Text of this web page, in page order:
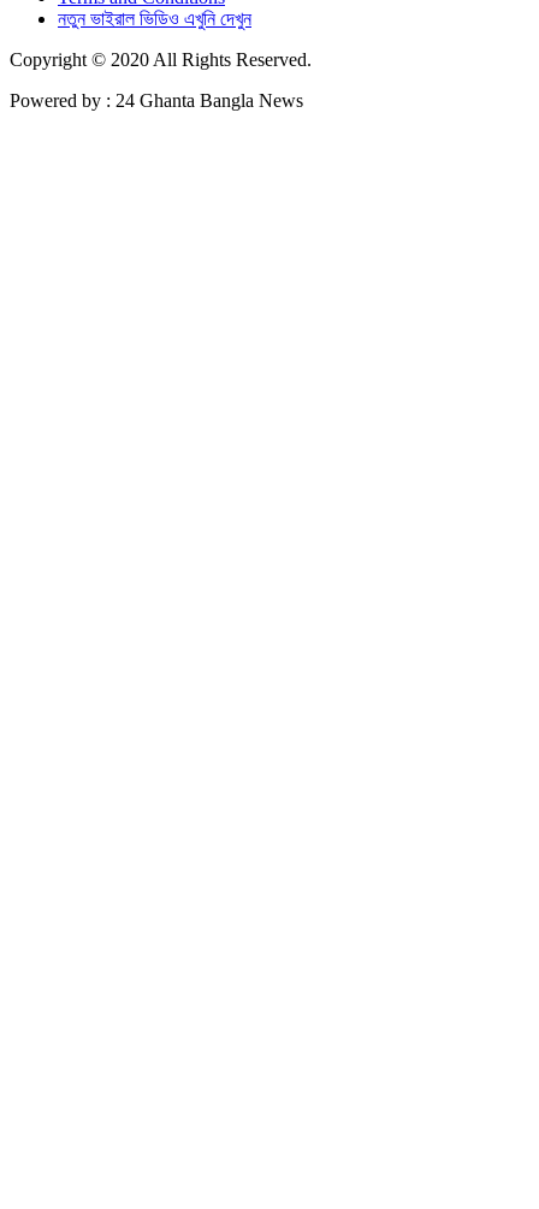
নতুন ভাইরাল ভিডিও এখুনি দেখুন
Copyright © 2020 All Rights Reserved.
Powered by : 24 Ghanta Bangla News